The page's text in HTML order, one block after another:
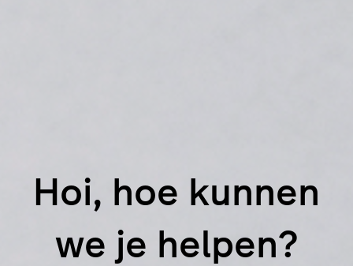
Hoi, hoe kunnen
we je helpen?